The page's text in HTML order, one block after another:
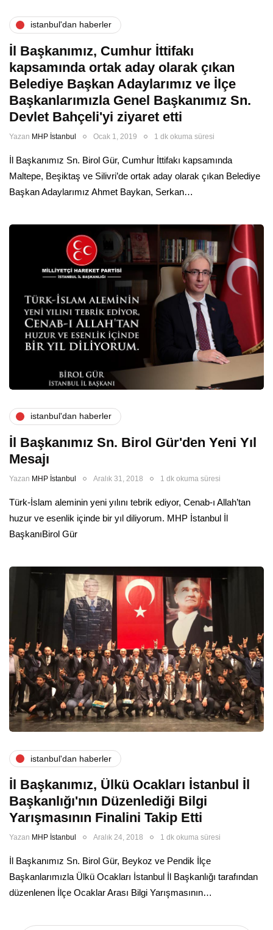
i̇stanbul'dan haberler
İl Başkanımız, Cumhur İttifakı
kapsamında ortak aday olarak çıkan
Belediye Başkan Adaylarımız ve İlçe
Başkanlarımızla Genel Başkanımız Sn.
Devlet Bahçeli'yi ziyaret etti
Yazan MHP İstanbul Ocak 1, 2019 1 dk okuma süresi
İl Başkanımız Sn. Birol Gür, Cumhur İttifakı kapsamında
Maltepe, Beşiktaş ve Silivri’de ortak aday olarak çıkan Belediye
Başkan Adaylarımız Ahmet Baykan, Serkan…
i̇stanbul'dan haberler
İl Başkanımız Sn. Birol Gür'den Yeni Yıl
Mesajı
Yazan MHP İstanbul Aralık 31, 2018 1 dk okuma süresi
Türk-İslam aleminin yeni yılını tebrik ediyor, Cenab-ı Allah’tan
huzur ve esenlik içinde bir yıl diliyorum. MHP İstanbul İl
BaşkanıBirol Gür
i̇stanbul'dan haberler
İl Başkanımız, Ülkü Ocakları İstanbul İl
Başkanlığı'nın Düzenlediği Bilgi
Yarışmasının Finalini Takip Etti
Yazan MHP İstanbul Aralık 24, 2018 1 dk okuma süresi
İl Başkanımız Sn. Birol Gür, Beykoz ve Pendik İlçe
Başkanlarımızla Ülkü Ocakları İstanbul İl Başkanlığı tarafından
düzenlenen İlçe Ocaklar Arası Bilgi Yarışmasının…